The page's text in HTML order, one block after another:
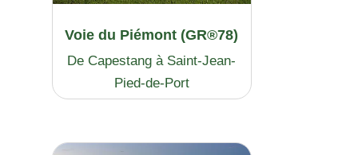
Voie du Piémont (GR®78)
De Capestang à Saint-Jean-
Pied-de-Port